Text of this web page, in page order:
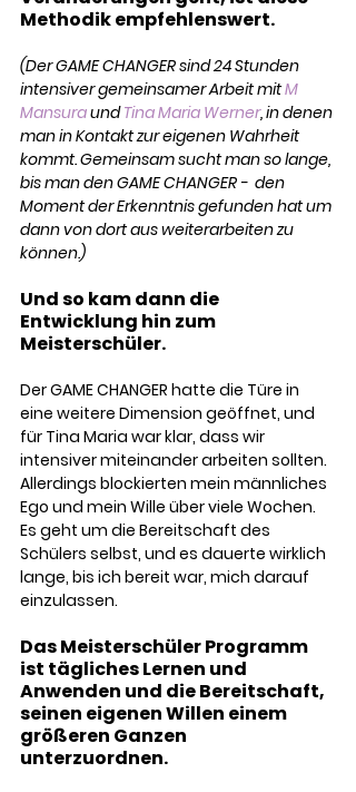
Methodik empfehlenswert.
(Der GAME CHANGERsind 24 Stunden
intensiver gemeinsamer Arbeit mit M
Mansura und Tina Maria Werner, in denen
man in Kontakt zur eigenen Wahrheit
kommt. Gemeinsam sucht man so lange,
bis man den GAME CHANGER -  den
Moment der Erkenntnis gefunden hat um
dann von dort aus weiterarbeiten zu
können.)
Und so kam dann die
Entwicklung hin zum
Meisterschüler.
Der GAME CHANGER hatte die Türe in
eine weitere Dimension geöffnet, und
für Tina Maria war klar, dass wir
intensiver miteinander arbeiten sollten.
Allerdings blockierten mein männliches
Ego und mein Wille über viele Wochen.
Es geht um die Bereitschaft des
Schülers selbst, und es dauerte wirklich
lange, bis ich bereit war, mich darauf
einzulassen.
Das Meisterschüler Programm
ist tägliches Lernen und
Anwenden und die Bereitschaft,
seinen eigenen Willen einem
größeren Ganzen
unterzuordnen.